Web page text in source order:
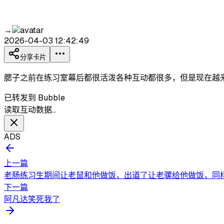
→
2026-04-03 12:42:49
分享卡片
腮子之前在练习室幕后都很活泼各种互动都很多，但是现在
已转发到 Bubble
读取互动数据…
ADS
上一篇
老肠练习生期间让老鼠和他做饭，出道了让老骡给他做饭，
下一篇
阿凡达笑死我了